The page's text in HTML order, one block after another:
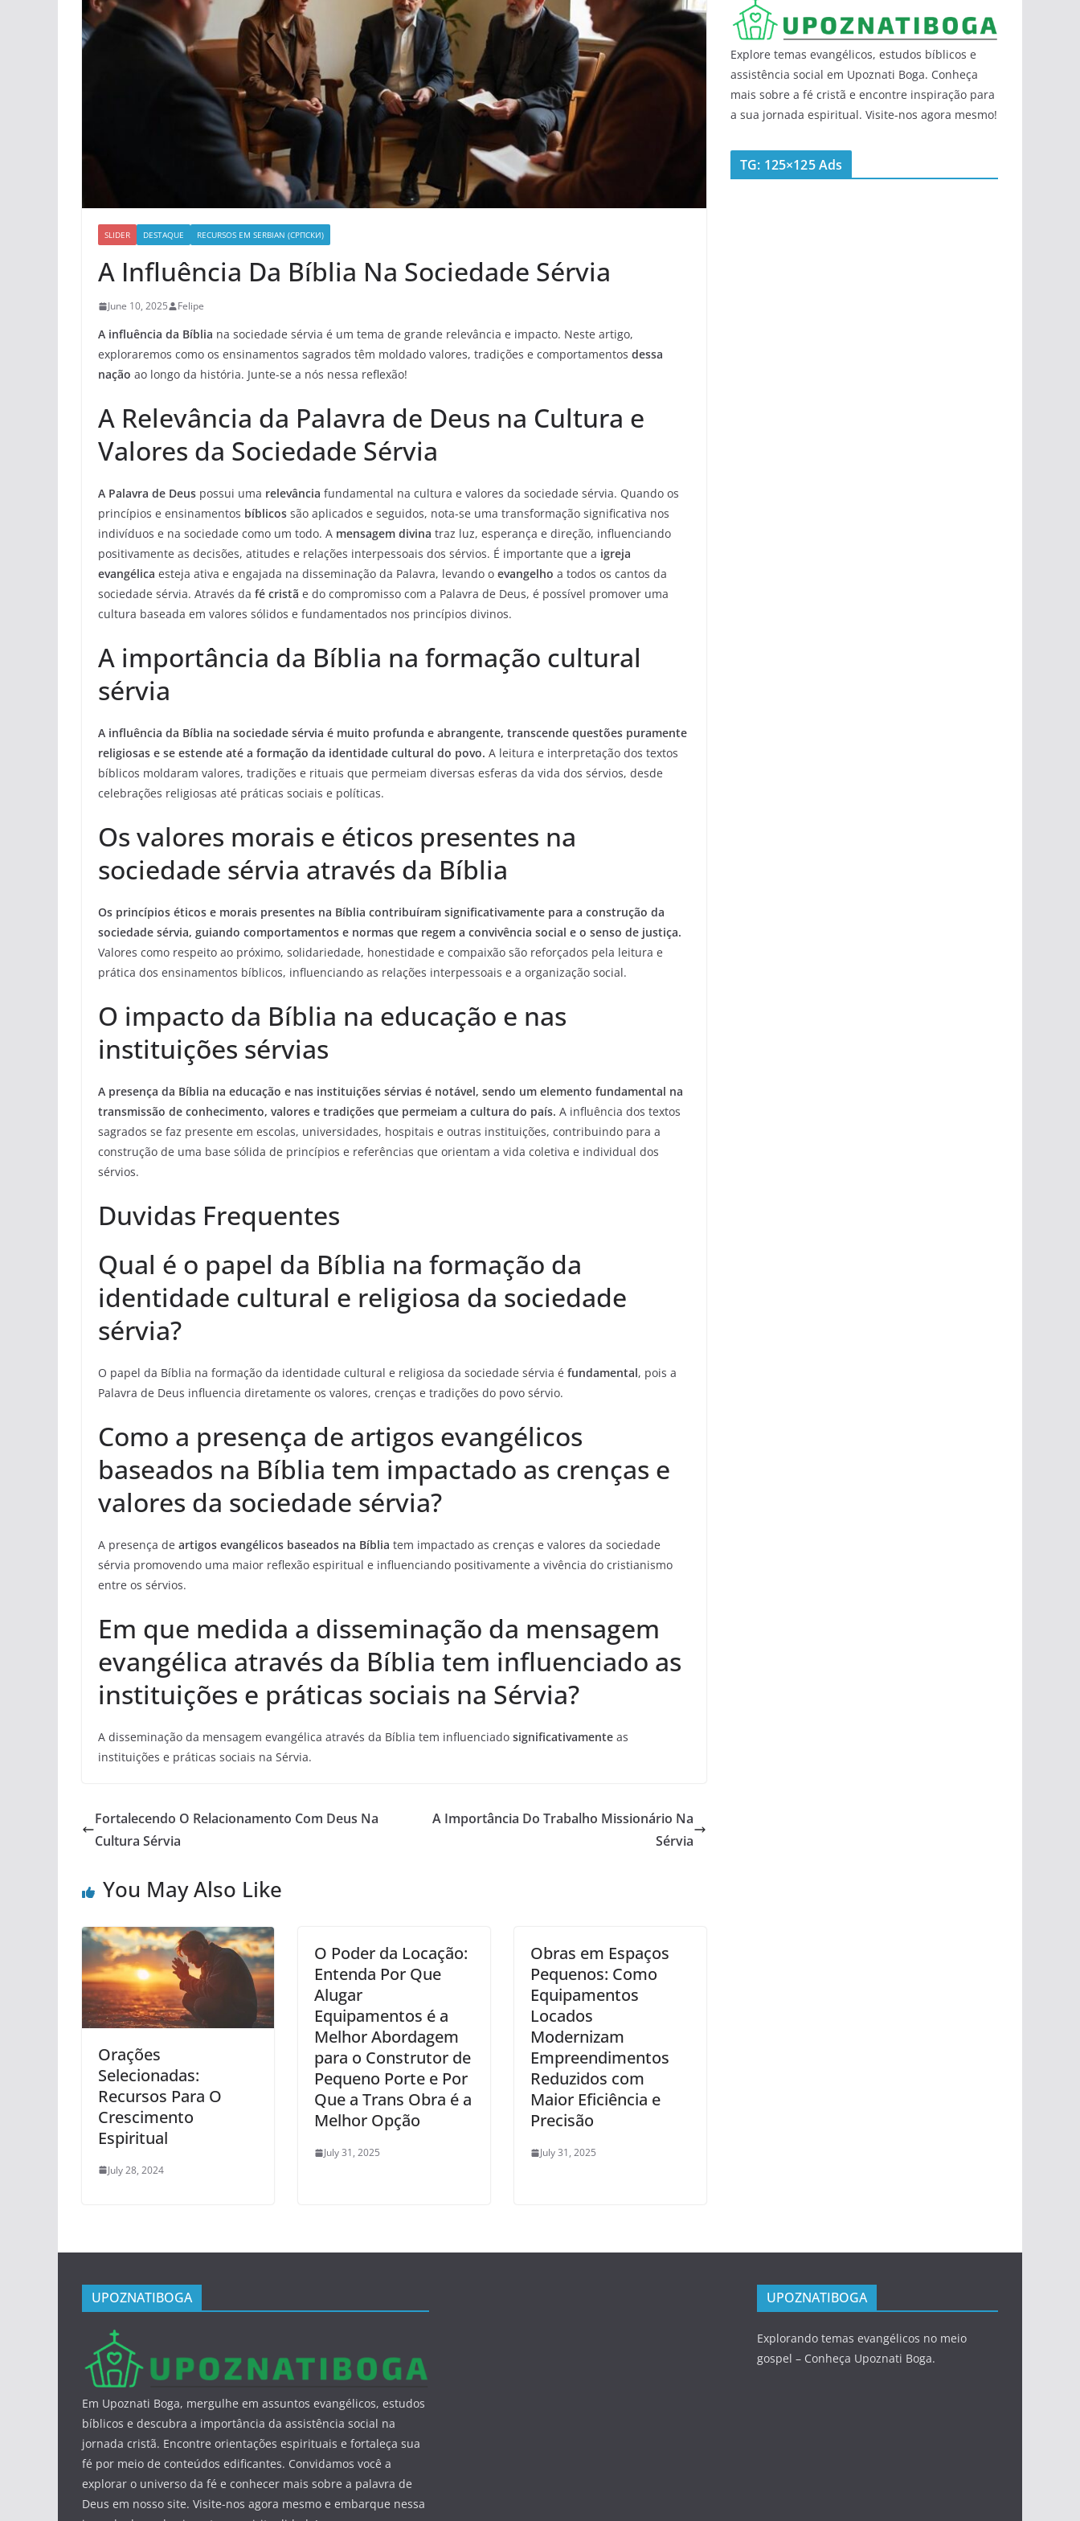
SLIDER DESTAQUE RECURSOS EM SERBIAN (СРПСКИ)
A Influência Da Bíblia Na Sociedade Sérvia
June 10, 2025 Felipe
A influência da Bíblia na sociedade sérvia é um tema de grande relevância e impacto. Neste artigo,
exploraremos como os ensinamentos sagrados têm moldado valores, tradições e comportamentos dessa
nação ao longo da história. Junte-se a nós nessa reflexão!
A Relevância da Palavra de Deus na Cultura e
Valores da Sociedade Sérvia
A Palavra de Deus possui uma relevância fundamental na cultura e valores da sociedade sérvia. Quando os
princípios e ensinamentos bíblicos são aplicados e seguidos, nota-se uma transformação significativa nos
indivíduos e na sociedade como um todo. A mensagem divina traz luz, esperança e direção, influenciando
positivamente as decisões, atitudes e relações interpessoais dos sérvios. É importante que a igreja
evangélica esteja ativa e engajada na disseminação da Palavra, levando o evangelho a todos os cantos da
sociedade sérvia. Através da fé cristã e do compromisso com a Palavra de Deus, é possível promover uma
cultura baseada em valores sólidos e fundamentados nos princípios divinos.
A importância da Bíblia na formação cultural
sérvia
A influência da Bíblia na sociedade sérvia é muito profunda e abrangente, transcende questões puramente
religiosas e se estende até a formação da identidade cultural do povo. A leitura e interpretação dos textos
bíblicos moldaram valores, tradições e rituais que permeiam diversas esferas da vida dos sérvios, desde
celebrações religiosas até práticas sociais e políticas.
Os valores morais e éticos presentes na
sociedade sérvia através da Bíblia
Os princípios éticos e morais presentes na Bíblia contribuíram significativamente para a construção da
sociedade sérvia, guiando comportamentos e normas que regem a convivência social e o senso de justiça.
Valores como respeito ao próximo, solidariedade, honestidade e compaixão são reforçados pela leitura e
prática dos ensinamentos bíblicos, influenciando as relações interpessoais e a organização social.
O impacto da Bíblia na educação e nas
instituições sérvias
A presença da Bíblia na educação e nas instituições sérvias é notável, sendo um elemento fundamental na
transmissão de conhecimento, valores e tradições que permeiam a cultura do país. A influência dos textos
sagrados se faz presente em escolas, universidades, hospitais e outras instituições, contribuindo para a
construção de uma base sólida de princípios e referências que orientam a vida coletiva e individual dos
sérvios.
Duvidas Frequentes
Qual é o papel da Bíblia na formação da
identidade cultural e religiosa da sociedade
sérvia?
O papel da Bíblia na formação da identidade cultural e religiosa da sociedade sérvia é fundamental, pois a
Palavra de Deus influencia diretamente os valores, crenças e tradições do povo sérvio.
Como a presença de artigos evangélicos
baseados na Bíblia tem impactado as crenças e
valores da sociedade sérvia?
A presença de artigos evangélicos baseados na Bíblia tem impactado as crenças e valores da sociedade
sérvia promovendo uma maior reflexão espiritual e influenciando positivamente a vivência do cristianismo
entre os sérvios.
Em que medida a disseminação da mensagem
evangélica através da Bíblia tem influenciado as
instituições e práticas sociais na Sérvia?
A disseminação da mensagem evangélica através da Bíblia tem influenciado significativamente as
instituições e práticas sociais na Sérvia.
Fortalecendo O Relacionamento Com Deus Na
Cultura Sérvia
A Importância Do Trabalho Missionário Na
Sérvia
You May Also Like
Orações
Selecionadas:
Recursos Para O
Crescimento
Espiritual
July 28, 2024
O Poder da Locação:
Entenda Por Que
Alugar
Equipamentos é a
Melhor Abordagem
para o Construtor de
Pequeno Porte e Por
Que a Trans Obra é a
Melhor Opção
July 31, 2025
Obras em Espaços
Pequenos: Como
Equipamentos
Locados
Modernizam
Empreendimentos
Reduzidos com
Maior Eficiência e
Precisão
July 31, 2025
Explore temas evangélicos, estudos bíblicos e
assistência social em Upoznati Boga. Conheça
mais sobre a fé cristã e encontre inspiração para
a sua jornada espiritual. Visite-nos agora mesmo!
TG: 125×125 Ads
UPOZNATIBOGA
Em Upoznati Boga, mergulhe em assuntos evangélicos, estudos
bíblicos e descubra a importância da assistência social na
jornada cristã. Encontre orientações espirituais e fortaleça sua
fé por meio de conteúdos edificantes. Convidamos você a
explorar o universo da fé e conhecer mais sobre a palavra de
Deus em nosso site. Visite-nos agora mesmo e embarque nessa
UPOZNATIBOGA
Explorando temas evangélicos no meio
gospel – Conheça Upoznati Boga.